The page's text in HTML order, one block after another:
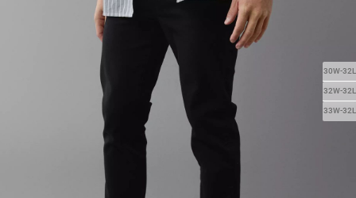
30W-32L
32W-32L
33W-32L